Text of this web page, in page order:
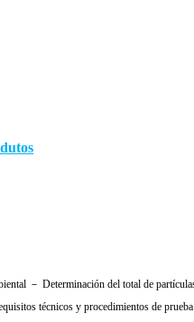
－ Determinación del total de
técnicos y procedimientos de